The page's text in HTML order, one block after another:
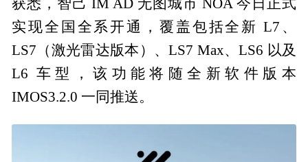
获悉，智己 IM AD 无图城市 NOA 今日正式
实现全国全系开通，覆盖包括全新 L7、
LS7（激光雷达版本）、LS7 Max、LS6 以及
L6 车型，该功能将随全新软件版本
IMOS3.2.0 一同推送。